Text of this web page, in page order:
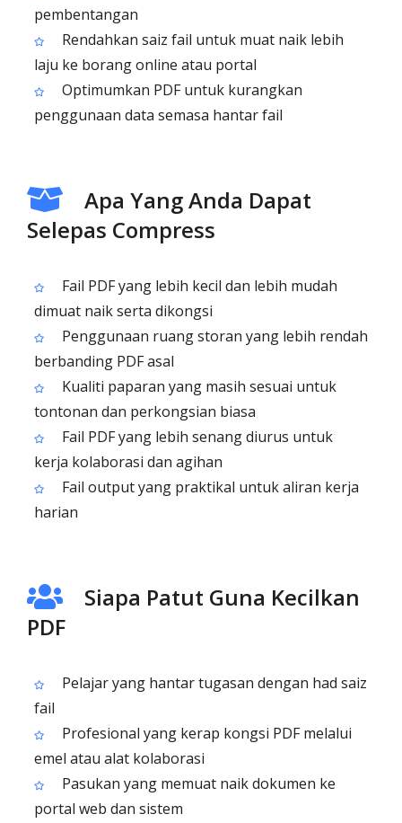
pembentangan
Rendahkan saiz fail untuk muat naik lebih
laju ke borang online atau portal
Optimumkan PDF untuk kurangkan
penggunaan data semasa hantar fail
Apa Yang Anda Dapat
Selepas Compress
Fail PDF yang lebih kecil dan lebih mudah
dimuat naik serta dikongsi
Penggunaan ruang storan yang lebih rendah
berbanding PDF asal
Kualiti paparan yang masih sesuai untuk
tontonan dan perkongsian biasa
Fail PDF yang lebih senang diurus untuk
kerja kolaborasi dan agihan
Fail output yang praktikal untuk aliran kerja
harian
Siapa Patut Guna Kecilkan
PDF
Pelajar yang hantar tugasan dengan had saiz
fail
Profesional yang kerap kongsi PDF melalui
emel atau alat kolaborasi
Pasukan yang memuat naik dokumen ke
portal web dan sistem